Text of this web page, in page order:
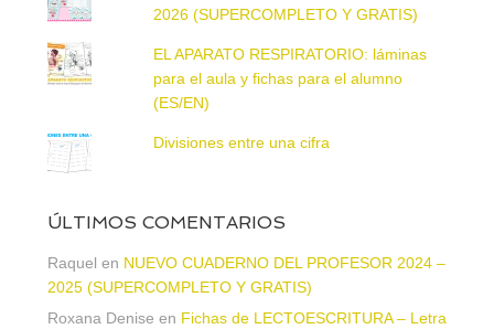
2026 (SUPERCOMPLETO Y GRATIS)
EL APARATO RESPIRATORIO: láminas
para el aula y fichas para el alumno
(ES/EN)
Divisiones entre una cifra
ÚLTIMOS COMENTARIOS
Raquel en NUEVO CUADERNO DEL PROFESOR 2024 –
2025 (SUPERCOMPLETO Y GRATIS)
Roxana Denise en Fichas de LECTOESCRITURA – Letra